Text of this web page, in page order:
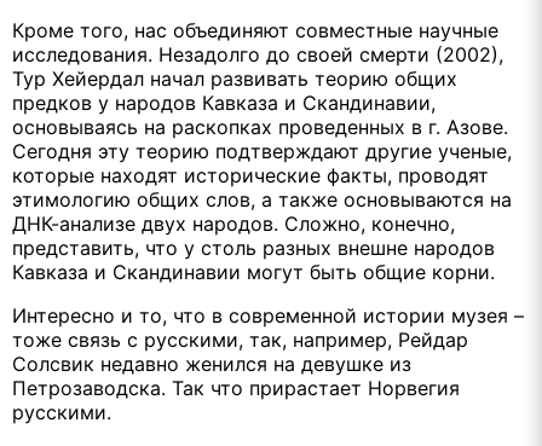
Кроме того, нас объединяют совместные научные
исследования. Незадолго до своей смерти (2002),
Тур Хейердал начал развивать теорию общих
предков у народов Кавказа и Скандинавии,
основываясь на раскопках проведенных в г. Азове.
Сегодня эту теорию подтверждают другие ученые,
которые находят исторические факты, проводят
этимологию общих слов, а также основываются на
ДНК-анализе двух народов. Сложно, конечно,
представить, что у столь разных внешне народов
Кавказа и Скандинавии могут быть общие корни.
Интересно и то, что в современной истории музея –
тоже связь с русскими, так, например, Рейдар
Солсвик недавно женился на девушке из
Петрозаводска. Так что прирастает Норвегия
русскими.